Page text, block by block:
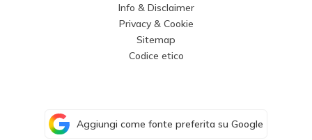
Info & Disclaimer
Privacy & Cookie
Sitemap
Codice etico
Aggiungi come fonte preferita su Google